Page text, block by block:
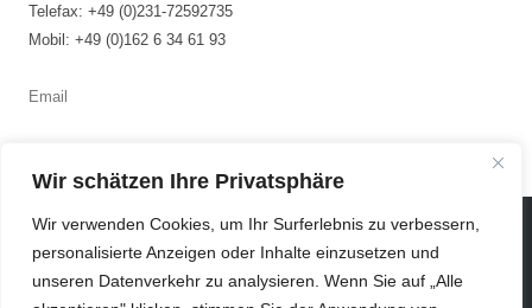
Wir schätzen Ihre Privatsphäre
Wir verwenden Cookies, um Ihr Surferlebnis zu verbessern,
personalisierte Anzeigen oder Inhalte einzusetzen und
unseren Datenverkehr zu analysieren. Wenn Sie auf „Alle
Telefax: +49 (0)231-72592735
Mobil: +49 (0)162 6 34 61 93
Email
Impressum
Datenschutzerklärung